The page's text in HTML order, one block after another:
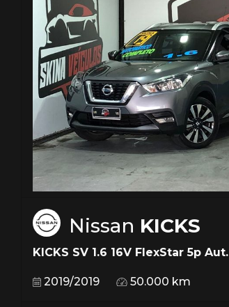
Nissan KICKS
KICKS SV 1.6 16V FlexStar 5p Aut.
2019/2019 50.000 km